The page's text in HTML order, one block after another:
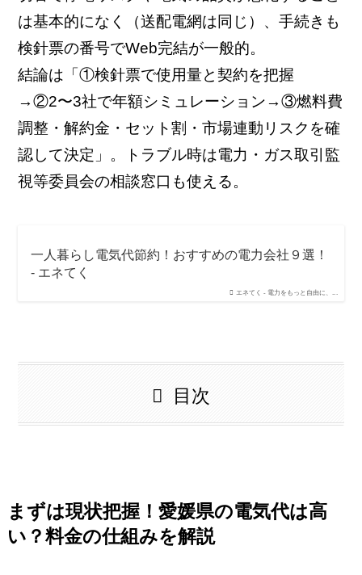
は基本的になく（送配電網は同じ）、手続きも
検針票の番号でWeb完結が一般的。
結論は「①検針票で使用量と契約を把握
→②2〜3社で年額シミュレーション→③燃料費
調整・解約金・セット割・市場連動リスクを確
認して決定」。トラブル時は電力・ガス取引監
視等委員会の相談窓口も使える。
エネてく - 電力をもっと自由に、...
一人暮らし電気代節約！おすすめの電力会社９選！
- エネてく
目次
まずは現状把握！愛媛県の電気代は高
い？料金の仕組みを解説